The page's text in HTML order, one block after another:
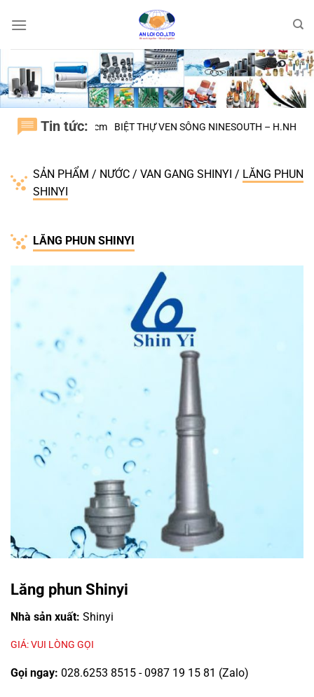
qua
Tin tức:
CHÁNH tphcm BIỆT THỰ VEN SÔNG NINESOUTH – H.NHÀ BÈ Đại
SẢN PHẨM / NƯỚC / VAN GANG SHINYI / LĂNG PHUN
SHINYI
LĂNG PHUN SHINYI
Lăng phun Shinyi
Nhà sản xuất: Shinyi
GIÁ: VUI LÒNG GỌI
Gọi ngay: 028.6253 8515 - 0987 19 15 81 (Zalo)